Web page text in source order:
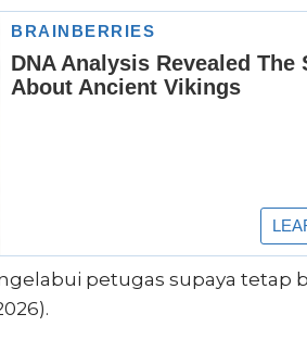
petugas supaya tetap